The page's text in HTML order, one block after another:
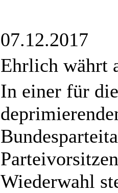
07.12.2017
Ehrlich währt
In einer für
Wiederwahl